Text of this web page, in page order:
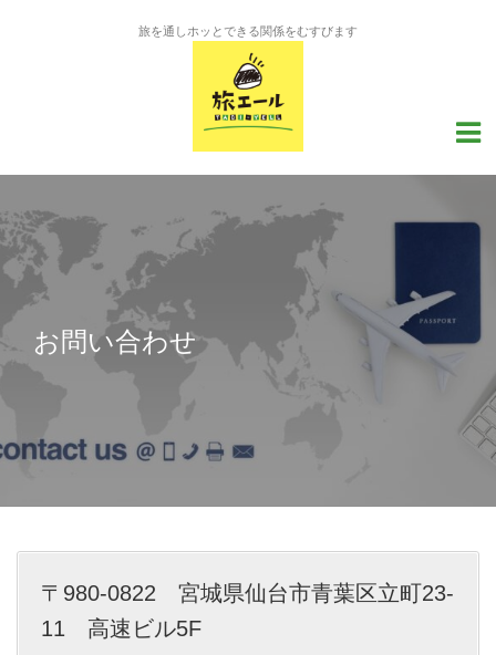
旅を通しホッとできる関係をむすびます
お問い合わせ
〒980-0822 宮城県仙台市青葉区立町23-
11 高速ビル5F